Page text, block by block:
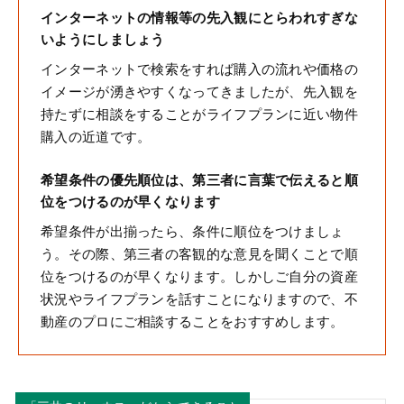
インターネットの情報等の先入観にとらわれすぎな
いようにしましょう
インターネットで検索をすれば購入の流れや価格の
イメージが湧きやすくなってきましたが、先入観を
持たずに相談をすることがライフプランに近い物件
購入の近道です。
希望条件の優先順位は、第三者に言葉で伝えると順
位をつけるのが早くなります
希望条件が出揃ったら、条件に順位をつけましょ
う。その際、第三者の客観的な意見を聞くことで順
位をつけるのが早くなります。しかしご自分の資産
状況やライフプランを話すことになりますので、不
動産のプロにご相談することをおすすめします。